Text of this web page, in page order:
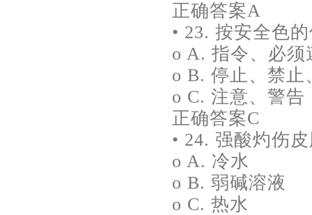
正确答案A
• 23. 按安全色
o A. 指令、必须
o B. 停止、禁止
o C. 注意、警告
正确答案C
• 24. 强酸灼伤
o A. 冷水
o B. 弱碱溶液
o C. 热水